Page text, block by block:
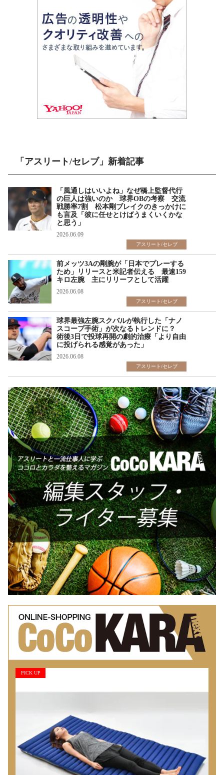
「アスリート/セレブ」新着記事
「風通しはいいよね」なぜ橋上監督代行
の巨人は強いのか 球界OBの考察 交流
戦勝率7割 松本剛ブレイクのきっかけに
も言及「彼に任せとけばうまくいくかな
と思う」
2026.06.09
アスリート/セレブ
前メッツ3Aの剛腕が「日本でプレーする
ため」リリースと米記者伝える 最速159
キロ左腕 主にリリーフとして活躍
2026.06.08
アスリート/セレブ
球界最強左腕スクバルが執行した「ナノ
スコープ手術」が次なるトレンドに？
術後3日で投球再開の劇的治療「より自由
に投げられる感覚があった」
2026.06.08
アスリート/セレブ
PICK UP